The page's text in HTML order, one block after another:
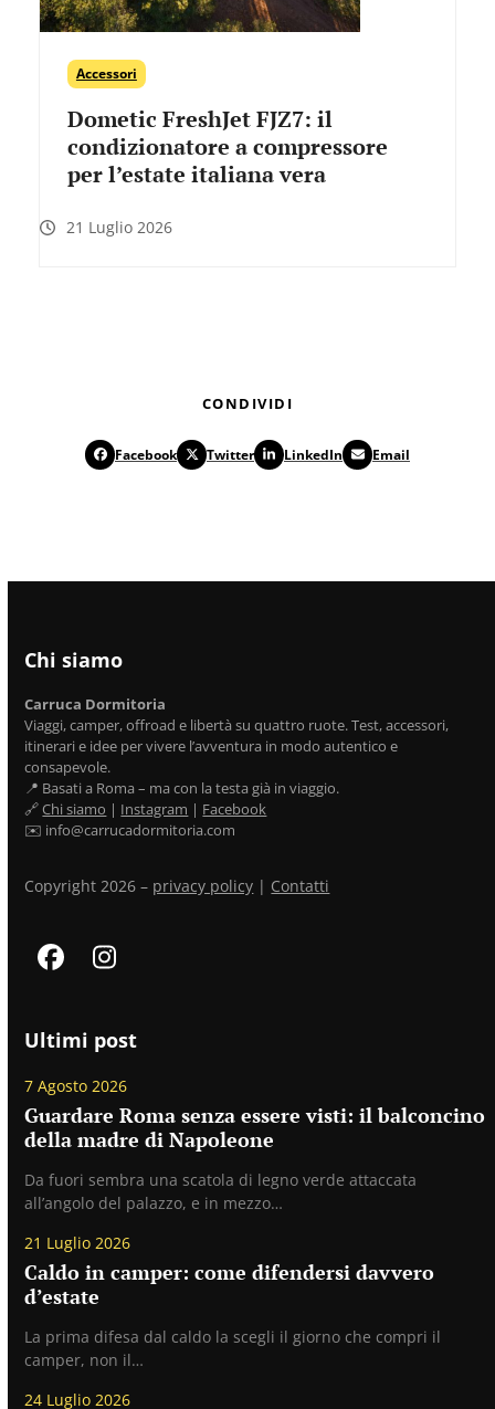
Accessori
Dometic FreshJet FJZ7: il
condizionatore a compressore
per l’estate italiana vera
21 Luglio 2026
CONDIVIDI
Facebook Twitter LinkedIn Email
Chi siamo
Carruca Dormitoria
Viaggi, camper, offroad e libertà su quattro ruote. Test, accessori,
itinerari e idee per vivere l’avventura in modo autentico e
consapevole.
📍 Basati a Roma – ma con la testa già in viaggio.
🔗Chi siamo | Instagram | Facebook
✉️ info@carrucadormitoria.com
Copyright 2026 – privacy policy | Contatti
FacebookInstagram
Ultimi post
7 Agosto 2026
Guardare Roma senza essere visti: il balconcino
della madre di Napoleone
Da fuori sembra una scatola di legno verde attaccata
all’angolo del palazzo, e in mezzo…
21 Luglio 2026
Caldo in camper: come difendersi davvero
d’estate
La prima difesa dal caldo la scegli il giorno che compri il
camper, non il…
24 Luglio 2026